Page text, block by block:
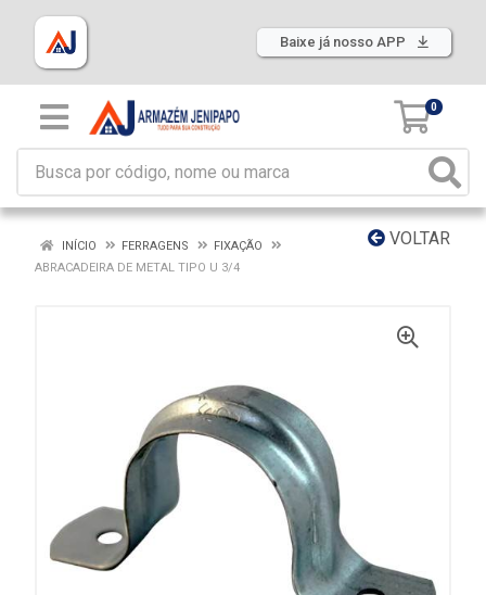
Baixe já nosso APP
0
VOLTAR
INÍCIO FERRAGENS
FIXAÇÃO
ABRACADEIRA DE METAL TIPO U 3/4